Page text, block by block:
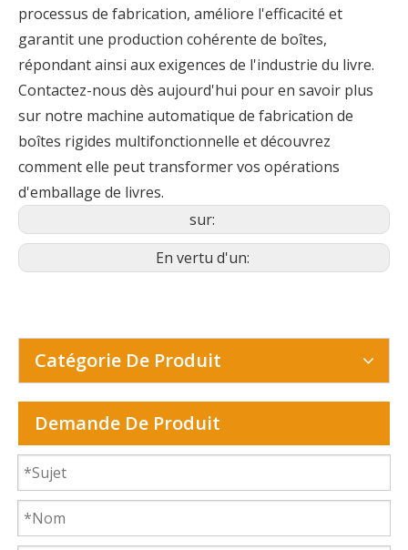
processus de fabrication, améliore l'efficacité et
garantit une production cohérente de boîtes,
répondant ainsi aux exigences de l'industrie du livre.
Contactez-nous dès aujourd'hui pour en savoir plus
sur notre machine automatique de fabrication de
boîtes rigides multifonctionnelle et découvrez
comment elle peut transformer vos opérations
d'emballage de livres.
sur:
En vertu d'un:
Catégorie De Produit
Demande De Produit